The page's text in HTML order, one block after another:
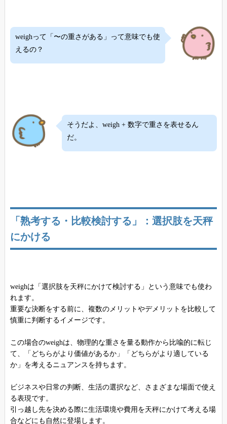
weighって「〜の重さがある」って意味でも使
えるの？
そうだよ、weigh + 数字で重さを表せるん
だ。
「熟考する・比較検討する」：選択肢を天秤
にかける
weighは「選択肢を天秤にかけて検討する」という意味でも使わ
れます。
重要な決断をする前に、複数のメリットやデメリットを比較して
慎重に判断するイメージです。
この場合のweighは、物理的な重さを量る動作から比喩的に転じ
て、「どちらがより価値があるか」「どちらがより適している
か」を考えるニュアンスを持ちます。
ビジネスや日常の判断、生活の選択など、さまざまな場面で使え
る表現です。
引っ越し先を決める際に生活環境や費用を天秤にかけて考える場
合などにも自然に登場します。